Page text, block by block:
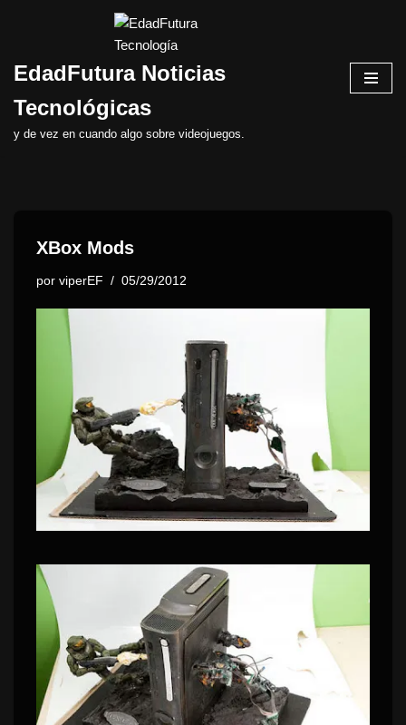
al
EdadFutura Noticias
Tecnológicas
y de vez en cuando algo sobre videojuegos.
XBox Mods
por viperEF 05/29/2012